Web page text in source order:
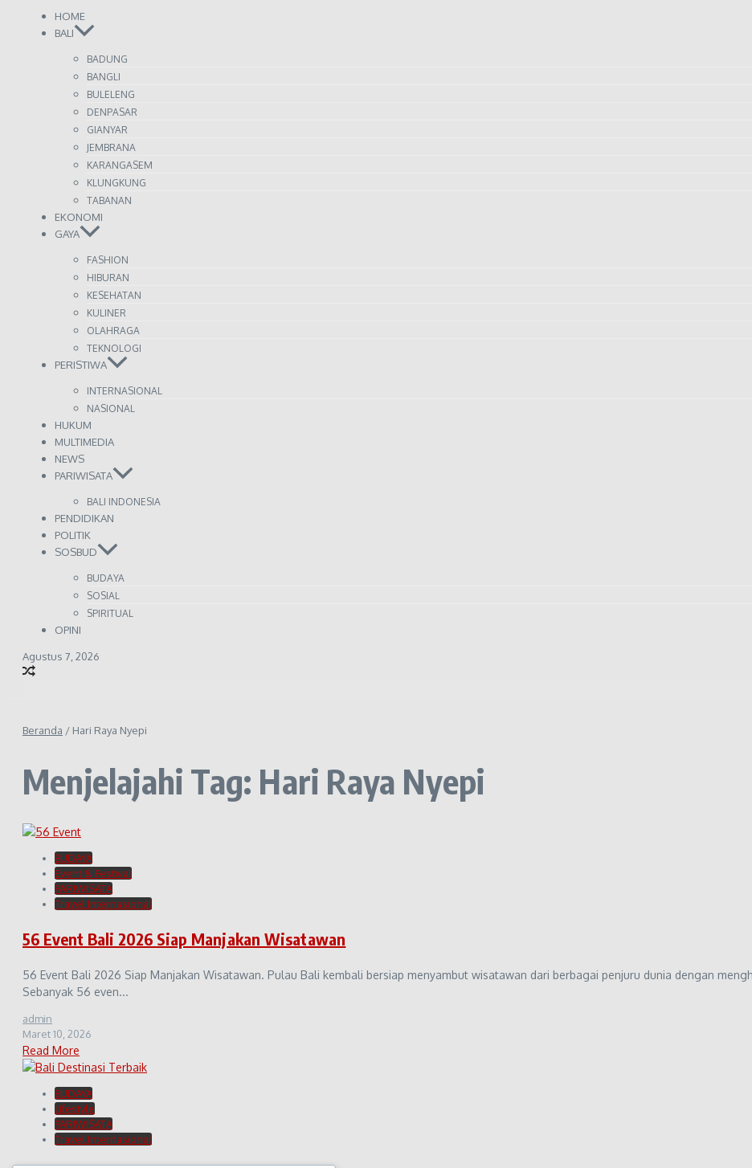
HOME
BALI
BADUNG
BANGLI
BULELENG
DENPASAR
GIANYAR
JEMBRANA
KARANGASEM
KLUNGKUNG
TABANAN
EKONOMI
GAYA
FASHION
HIBURAN
KESEHATAN
KULINER
OLAHRAGA
TEKNOLOGI
PERISTIWA
INTERNASIONAL
NASIONAL
HUKUM
MULTIMEDIA
NEWS
PARIWISATA
BALI INDONESIA
PENDIDIKAN
POLITIK
SOSBUD
BUDAYA
SOSIAL
SPIRITUAL
OPINI
Agustus 7, 2026
Beranda / Hari Raya Nyepi
Menjelajahi Tag: Hari Raya Nyepi
BUDAYA
Event & Festival
PARIWISATA
Travel Internasional
56 Event Bali 2026 Siap Manjakan Wisatawan
56 Event Bali 2026 Siap Manjakan Wisatawan. Pulau Bali kembali bersiap menyambut wisatawan dari berbagai penjuru dunia dengan
Sebanyak 56 even...
admin
Maret 10, 2026
Read More
BUDAYA
Lifestyle
PARIWISATA
Travel Internasional